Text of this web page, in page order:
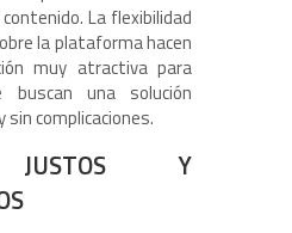
La flexibilidad
la plataforma hacen
muy atractiva para
buscan una solución
sin complicaciones.
JUSTOS Y